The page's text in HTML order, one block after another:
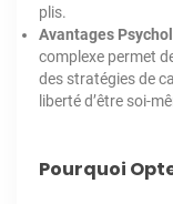
plis.
Avantages
complexe permet
des stratégies de
liberté d’être soi-
Pourquoi